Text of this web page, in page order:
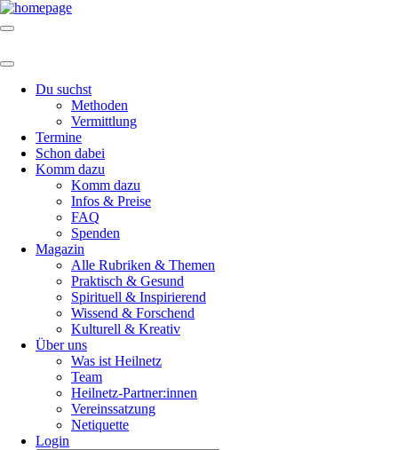
Du suchst
Methoden
Vermittlung
Termine
Schon dabei
Komm dazu
Komm dazu
Infos & Preise
FAQ
Spenden
Magazin
Alle Rubriken & Themen
Praktisch & Gesund
Spirituell & Inspirierend
Wissend & Forschend
Kulturell & Kreativ
Über uns
Was ist Heilnetz
Team
Heilnetz-Partner:innen
Vereinssatzung
Netiquette
Login